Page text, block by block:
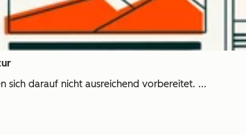
sich darauf nicht ausreichend vorbereitet. ...